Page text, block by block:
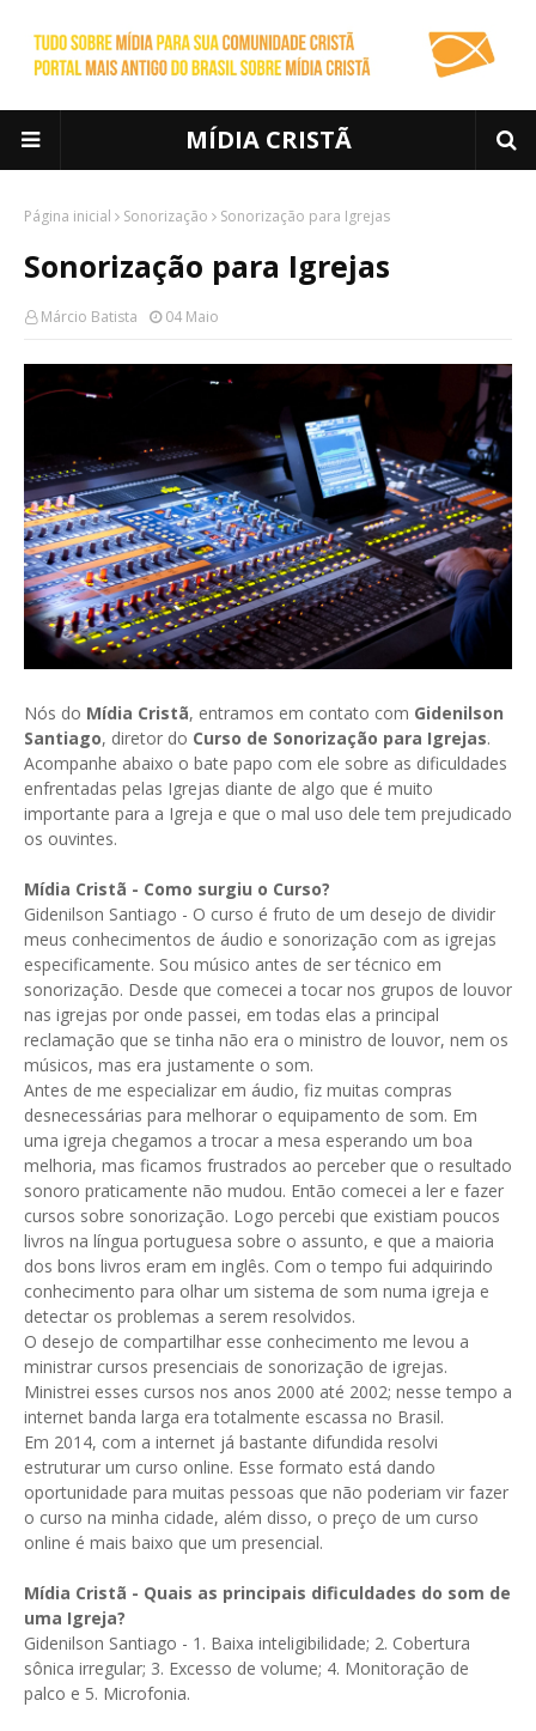
MÍDIA CRISTÃ
Página inicial Sonorização Sonorização para Igrejas
Sonorização para Igrejas
Márcio Batista 04 Maio
Nós do Mídia Cristã, entramos em contato com Gidenilson
Santiago, diretor do Curso de Sonorização para Igrejas.
Acompanhe abaixo o bate papo com ele sobre as dificuldades
enfrentadas pelas Igrejas diante de algo que é muito
importante para a Igreja e que o mal uso dele tem prejudicado
os ouvintes.
Mídia Cristã - Como surgiu o Curso?
Gidenilson Santiago - O curso é fruto de um desejo de dividir
meus conhecimentos de áudio e sonorização com as igrejas
especificamente. Sou músico antes de ser técnico em
sonorização. Desde que comecei a tocar nos grupos de louvor
nas igrejas por onde passei, em todas elas a principal
reclamação que se tinha não era o ministro de louvor, nem os
músicos, mas era justamente o som.
Antes de me especializar em áudio, fiz muitas compras
desnecessárias para melhorar o equipamento de som. Em
uma igreja chegamos a trocar a mesa esperando um boa
melhoria, mas ficamos frustrados ao perceber que o resultado
sonoro praticamente não mudou. Então comecei a ler e fazer
cursos sobre sonorização. Logo percebi que existiam poucos
livros na língua portuguesa sobre o assunto, e que a maioria
dos bons livros eram em inglês. Com o tempo fui adquirindo
conhecimento para olhar um sistema de som numa igreja e
detectar os problemas a serem resolvidos.
O desejo de compartilhar esse conhecimento me levou a
ministrar cursos presenciais de sonorização de igrejas.
Ministrei esses cursos nos anos 2000 até 2002; nesse tempo a
internet banda larga era totalmente escassa no Brasil.
Em 2014, com a internet já bastante difundida resolvi
estruturar um curso online. Esse formato está dando
oportunidade para muitas pessoas que não poderiam vir fazer
o curso na minha cidade, além disso, o preço de um curso
online é mais baixo que um presencial.
Mídia Cristã - Quais as principais dificuldades do som de
uma Igreja?
Gidenilson Santiago - 1. Baixa inteligibilidade; 2. Cobertura
sônica irregular; 3. Excesso de volume; 4. Monitoração de
palco e 5. Microfonia.